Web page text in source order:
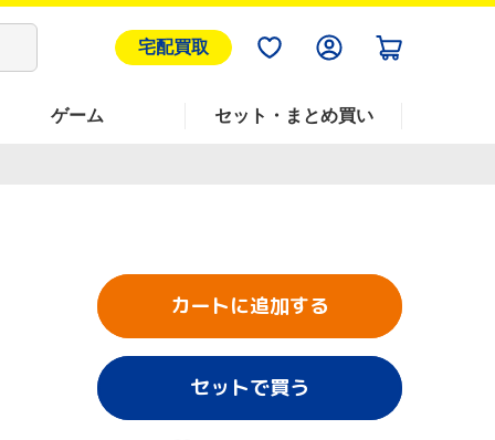
宅配買取
ゲーム セット・まとめ買い
カートに追加する
セットで買う